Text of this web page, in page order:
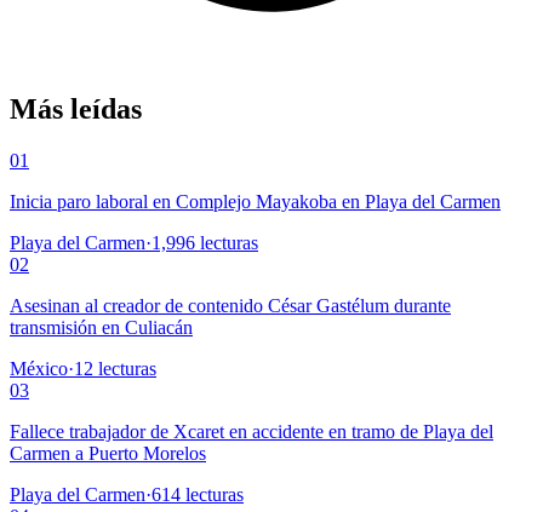
Más leídas
01
Inicia paro laboral en Complejo Mayakoba en Playa del Carmen
Playa del Carmen·1,996 lecturas
02
Asesinan al creador de contenido César Gastélum durante
transmisión en Culiacán
México·12 lecturas
03
Fallece trabajador de Xcaret en accidente en tramo de Playa del
Carmen a Puerto Morelos
Playa del Carmen·614 lecturas